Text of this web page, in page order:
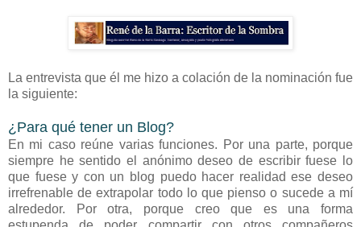
La entrevista que él me hizo a colación de la nominación fue
la siguiente:
¿Para qué tener un Blog?
En mi caso reúne varias funciones. Por una parte, porque
siempre he sentido el anónimo deseo de escribir fuese lo
que fuese y con un blog puedo hacer realidad ese deseo
irrefrenable de extrapolar todo lo que pienso o sucede a mí
alrededor. Por otra, porque creo que es una forma